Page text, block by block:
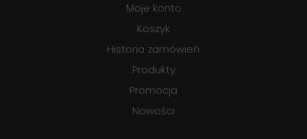
Moje konto
Koszyk
Historia zamówień
Produkty
Promocja
Nowości